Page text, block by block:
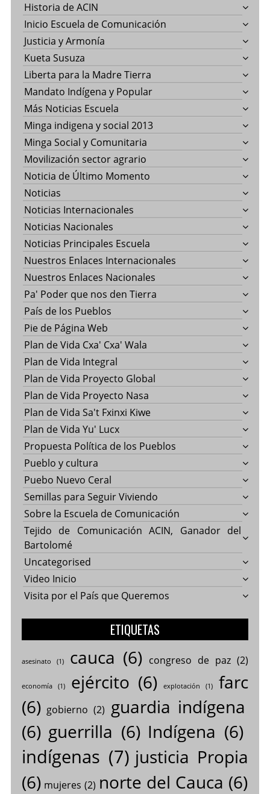
Historia de ACIN
Inicio Escuela de Comunicación
Justicia y Armonía
Kueta Susuza
Liberta para la Madre Tierra
Mandato Indígena y Popular
Más Noticias Escuela
Minga indigena y social 2013
Minga Social y Comunitaria
Movilización sector agrario
Noticia de Último Momento
Noticias
Noticias Internacionales
Noticias Nacionales
Noticias Principales Escuela
Nuestros Enlaces Internacionales
Nuestros Enlaces Nacionales
Pa' Poder que nos den Tierra
País de los Pueblos
Pie de Página Web
Plan de Vida Cxa' Cxa' Wala
Plan de Vida Integral
Plan de Vida Proyecto Global
Plan de Vida Proyecto Nasa
Plan de Vida Sa't Fxinxi Kiwe
Plan de Vida Yu' Lucx
Propuesta Política de los Pueblos
Pueblo y cultura
Puebo Nuevo Ceral
Semillas para Seguir Viviendo
Sobre la Escuela de Comunicación
Tejido de Comunicación ACIN, Ganador del
Bartolomé
Uncategorised
Video Inicio
Visita por el País que Queremos
ETIQUETAS
asesinato (1) cauca (6) congreso de paz(2)
economía(1) ejército (6) explotación (1)
farc
(6) gobierno (2) guardia indígena
(6) guerrilla (6) Indígena (6)
indígenas (7) justicia Propia
(6) mujeres (2) norte del Cauca (6)